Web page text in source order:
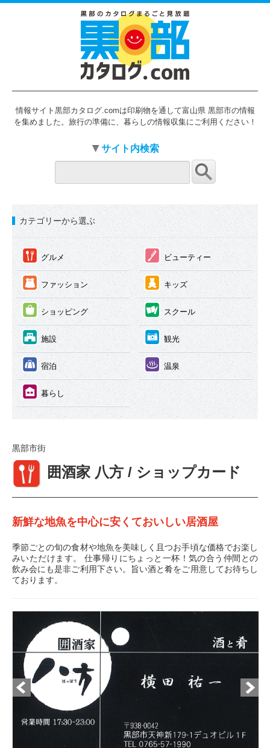
情報サイト黒部カタログ.comは印刷物を通して富山県 黒部市の情報
を集めました。旅行の準備に、暮らしの情報収集にご利用ください！
サイト内検索
カテゴリーから選ぶ
① グルメ ② ビューティー
③ ファッション ④ キッズ
⑤ ショッピング ⑥ スクール
⑦ 施設 ⑧ 観光
⑨ 宿泊 ⑩ 温泉
⑪ 暮らし
黒部市街
① 囲酒家 八方 / ショップカード
新鮮な地魚を中心に安くておいしい居酒屋
季節ごとの旬の食材や地魚を美味しく且つお手頃な価格でお楽し
みいただけます。 仕事帰りにちょっと一杯！気の合う仲間との
飲み会にも是非ご利用下さい。旨い酒と肴をご用意してお待ちし
ております。